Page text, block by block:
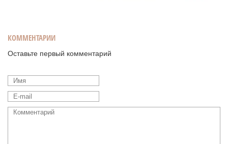
КОММЕНТАРИИ
Оставьте первый комментарий